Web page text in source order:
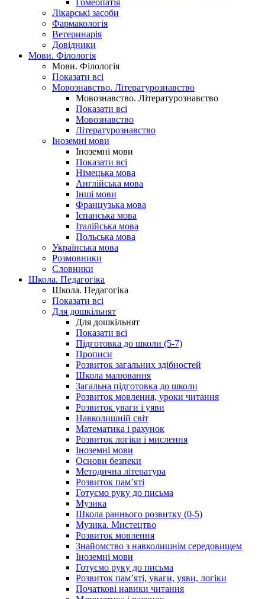
Гомеопатія
Лікарські засоби
Фармакологія
Ветеринарія
Довідники
Мови. Філологія
Мови. Філологія
Показати всі
Мовознавство. Літературознавство
Мовознавство. Літературознавство
Показати всі
Мовознавство
Літературознавство
Іноземні мови
Іноземні мови
Показати всі
Німецька мова
Англійська мова
Інші мови
Французька мова
Іспанська мова
Італійська мова
Польська мова
Українська мова
Розмовники
Словники
Школа. Педагогіка
Школа. Педагогіка
Показати всі
Для дошкільнят
Для дошкільнят
Показати всі
Підготовка до школи (5-7)
Прописи
Розвиток загальних здібностей
Школа малювання
Загальна підготовка до школи
Розвиток мовлення, уроки читання
Розвиток уваги і уяви
Навколишній світ
Математика і рахунок
Розвиток логіки і мислення
Іноземні мови
Основи безпеки
Методична література
Розвиток пам’яті
Готуємо руку до письма
Музика
Школа раннього розвитку (0-5)
Музика. Мистецтво
Розвиток мовлення
Знайомство з навколишнім середовищем
Іноземні мови
Готуємо руку до письма
Розвиток пам’яті, уваги, уяви, логіки
Початкові навики читання